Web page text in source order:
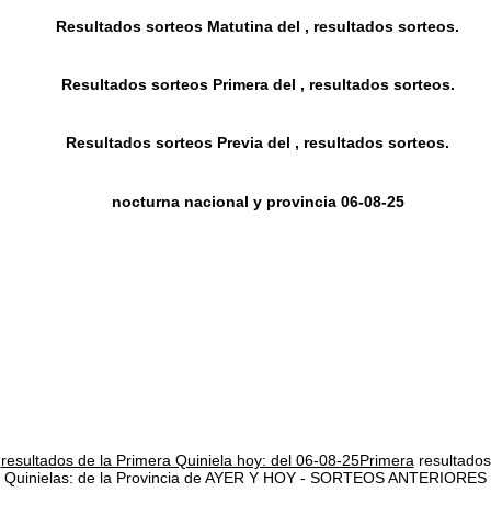
Resultados sorteos Matutina del , resultados sorteos.
Resultados sorteos Primera del , resultados sorteos.
Resultados sorteos Previa del , resultados sorteos.
nocturna nacional y provincia 06-08-25
resultados de la Primera Quiniela hoy: del 06-08-25Primera resultados
Quinielas: de la Provincia de AYER Y HOY - SORTEOS ANTERIORES